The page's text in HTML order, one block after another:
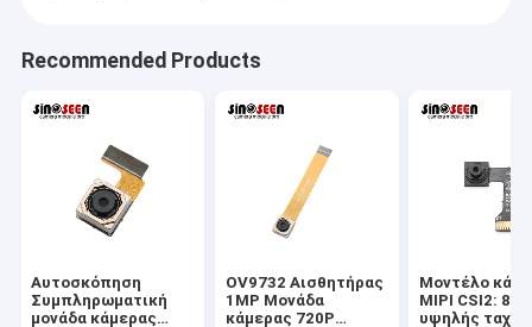
Αρχική Σελίδα
Βίντεο
Recommended Products
Αυτοσκόπηση
Συμπληρωματική
μονάδα κάμερας
OV9732 Αισθητήρας
1MP Μονάδα
κάμερας 720P
Μοντέλο
MIPI CSI2:
υψηλής
Η Co. τεχνολογίας Sinoseen Shenzhen, ΕΠΕ καθιερώθηκε το
Μάρτιο του 2009. Για δεκαετίες, Sinoseen έχει αφιερωθεί στην
λύσεις επεξεργασίας εικόνας CMOS από το σχέδιο και η
ανάπτυξη, που κατασκευάζει, στις μεταπωλήσεις μιας στάσης